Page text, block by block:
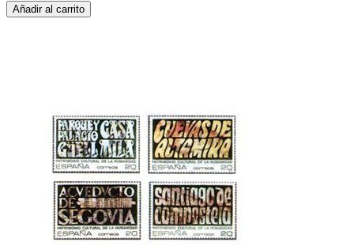
Añadir al carrito